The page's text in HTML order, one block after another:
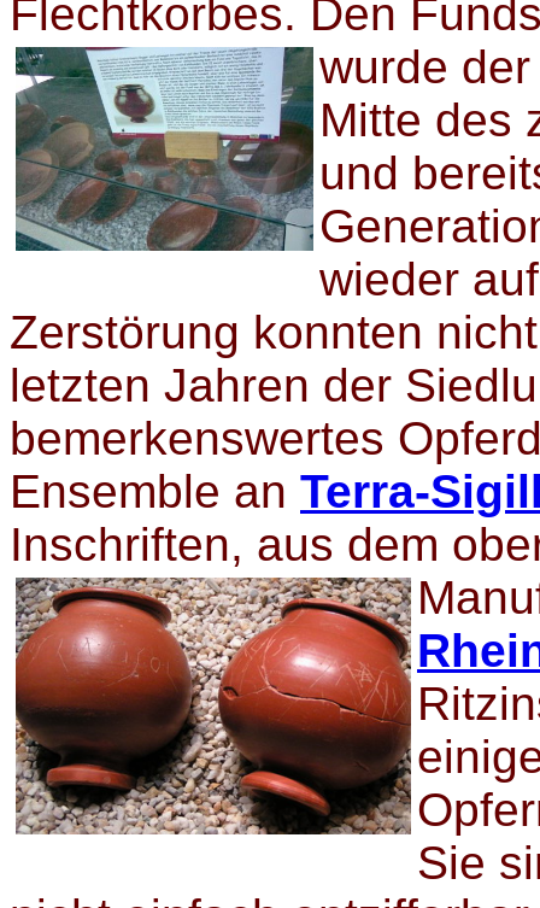
Flechtkorbes. Den
wurde
Mitte des
und
wieder
Zerstörung konnten
letzten Jahren der
bemerkenswertes
Ensemble an Terra-
Inschriften, aus dem
Sie